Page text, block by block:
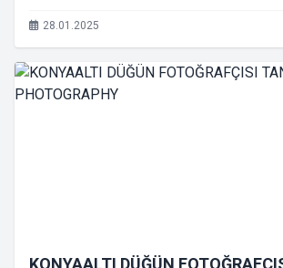
28.01.2025
KONYAALTI DÜĞÜN